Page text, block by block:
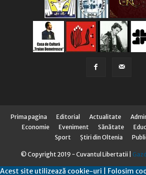
Prima pagina Editorial Actualitate
Economie
Eveniment Sănătate
Sport
Știri din Oltenia
© Copyright 2019 - Cuvantul Libertatii |
Acest site utilizează cookie-uri | Folosim